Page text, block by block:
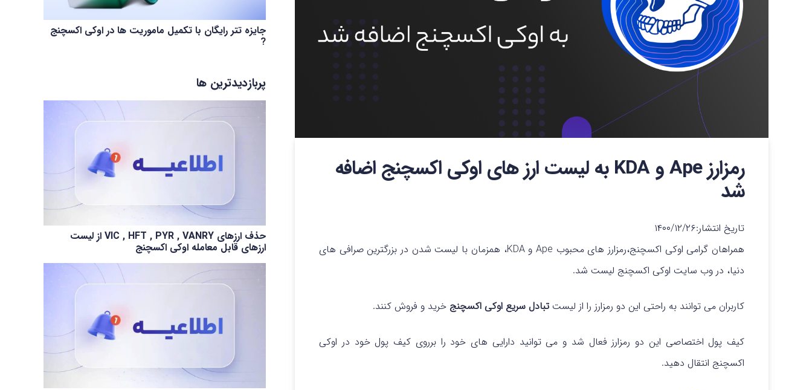
رمزارز Ape و KDA به لیست ارز های اوکی اکسچنج اضافه
شد
تاریخ انتشار:۱۴۰۰/۱۲/۲۶
همراهان گرامی اوکی اکسچنج،رمزارز های محبوب Ape و KDA، همزمان با لیست شدن در بزرگترین صرافی های
دنیا، در وب سایت اوکی اکسچنج لیست شد.
کاربران می توانند به راحتی این دو رمزارز را از لیست تبادل سریع اوکی اکسچنج خرید و فروش کنند.
کیف پول اختصاصی این دو رمزارز فعال شد و می توانید دارایی های خود را برروی کیف پول خود در اوکی
اکسچنج انتقال دهید.
جایزه تتر رایگان با تکمیل ماموریت ها در اوکی اکسچنج
?
پربازدیدترین ها
حذف ارزهای VIC , HFT , PYR , VANRY از لیست
ارزهای قابل معامله اوکی اکسچنج